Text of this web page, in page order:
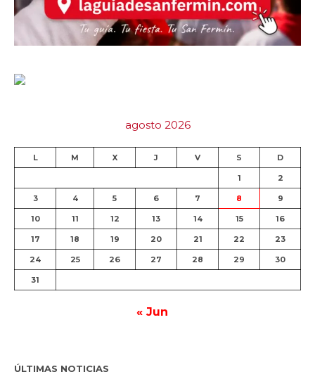
agosto 2026
L M X J V S D
1 2
3 4 5 6 7 8 9
10 11 12 13 14 15 16
17 18 19 20 21 22 23
24 25 26 27 28 29 30
31
« Jun
ÚLTIMAS NOTICIAS